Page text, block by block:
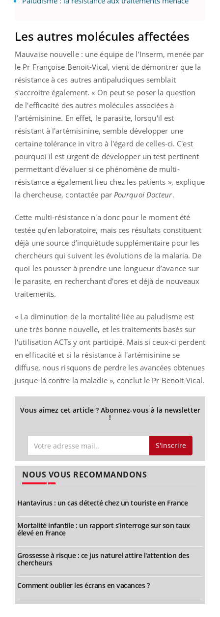
Les autres molécules affectées
Mauvaise nouvelle : une équipe de l’Inserm, menée par
le Pr Françoise Benoit-Vical, vient de démontrer que la
résistance à ces autres antipaludiques semblait
s'accroitre également. « On peut se poser la question
de l'efficacité des autres molécules associées à
l’artémisinine. En effet, le parasite, lorsqu'il est
résistant à l'artémisinine, semble développer une
certaine tolérance in vitro à l'égard de celles-ci. C'est
pourquoi il est urgent de développer un test pertinent
permettant d'évaluer si ce phénomène de multi-
résistance a également lieu chez les patients », explique
la chercheuse, contactée par Pourquoi Docteur.
Cette multi-résistance n'a donc pour le moment été
testée qu’en laboratoire, mais ces résultats constituent
déjà une source d’inquiétude supplémentaire pour les
chercheurs qui suivent les évolutions de la malaria. De
quoi les pousser à prendre une longueur d’avance sur
le parasite, en recherchant d'ores et déjà de nouveaux
traitements.
« La diminution de la mortalité liée au paludisme est
une très bonne nouvelle, et les traitements basés sur
l'utilisation ACTs y ont participé. Mais si ceux-ci perdent
en efficacité et si la résistance à l'artémisinine se
diffuse, nous risquons de perdre les avancées obtenues
jusque-là contre la maladie », conclut le Pr Benoit-Vical.
Vous aimez cet article ? Abonnez-vous à la newsletter
!
S'inscrire
NOUS VOUS RECOMMANDONS
Hantavirus : un cas détecté chez un touriste en France
Mortalité infantile : un rapport s’interroge sur son taux
élevé en France
Grossesse à risque : ce jus naturel attire l'attention des
chercheurs
Comment oublier les écrans en vacances ?